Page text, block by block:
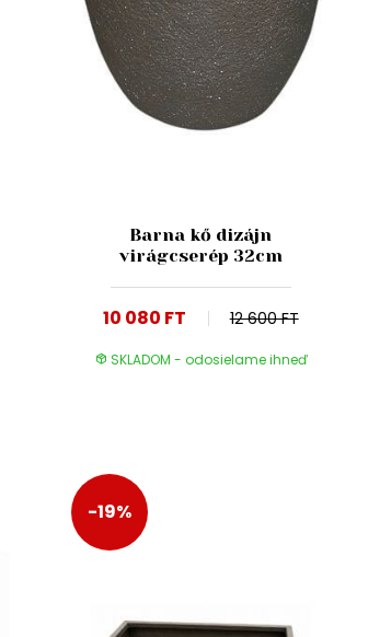
Barna kő dizájn
virágcserép 32cm
10 080 FT 12 600 FT
SKLADOM - odosielame ihneď
-19%